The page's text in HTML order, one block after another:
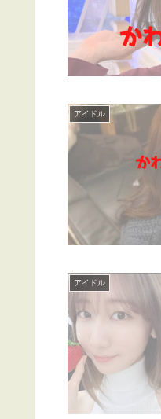
アイドル
アイドル